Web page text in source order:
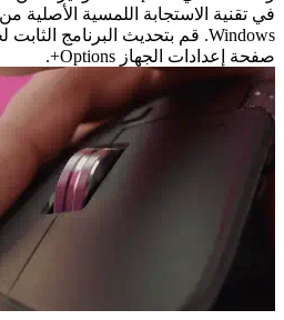
في تقنية الاستجابة اللمسية الأصلية
صفحة إعدادات الجهاز Options+.